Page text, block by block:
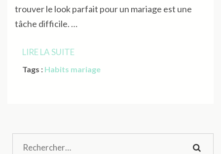
trouver le look parfait pour un mariage est une
tâche difficile. …
LIRE LA SUITE
Tags : Habits mariage